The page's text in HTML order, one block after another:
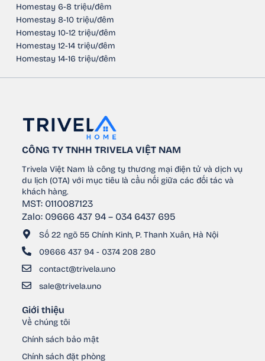
Homestay 6-8 triệu/đêm
Homestay 8-10 triệu/đêm
Homestay 10-12 triệu/đêm
Homestay 12-14 triệu/đêm
Homestay 14-16 triệu/đêm
CÔNG TY TNHH TRIVELA VIỆT NAM
Trivela Việt Nam là công ty thương mại điện tử và dịch vụ
du lịch (OTA) với mục tiêu là cầu nối giữa các đối tác và
khách hàng.
MST: 0110087123
Zalo: 09666 437 94 – 034 6437 695
Số 22 ngõ 55 Chính Kinh, P. Thanh Xuân, Hà Nội
09666 437 94 - 0374 208 280
contact@trivela.uno
sale@trivela.uno
Giới thiệu
Về chúng tôi
Chính sách bảo mật
Chính sách đặt phòng